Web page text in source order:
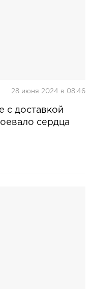
28 июня 2024 в 08:46
с доставкой
сердца